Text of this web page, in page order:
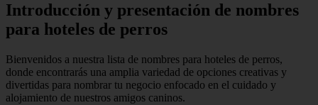
Introducción y presentación de nombres
para hoteles de perros
Bienvenidos a nuestra lista de nombres para hoteles de perros,
donde encontrarás una amplia variedad de opciones creativas y
divertidas para nombrar tu negocio enfocado en el cuidado y
alojamiento de nuestros amigos caninos.